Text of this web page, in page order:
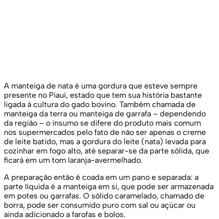
A manteiga de nata é uma gordura que esteve sempre
presente no Piauí, estado que tem sua história bastante
ligada à cultura do gado bovino. Também chamada de
manteiga da terra ou manteiga de garrafa – dependendo
da região – o insumo se difere do produto mais comum
nos supermercados pelo fato de não ser apenas o creme
de leite batido, mas a gordura do leite (nata) levada para
cozinhar em fogo alto, até separar-se da parte sólida, que
ficará em um tom laranja-avermelhado.
A preparação então é coada em um pano e separada: a
parte líquida é a manteiga em si, que pode ser armazenada
em potes ou garrafas. O sólido caramelado, chamado de
borra, pode ser consumido puro com sal ou açúcar ou
ainda adicionado a farofas e bolos.